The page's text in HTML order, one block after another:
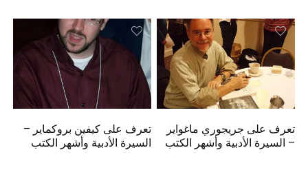
تعرف على جريجوري ماغواير
– السيرة الأدبية وأشهر الكتب
تعرف على كيفين بروكماير –
السيرة الأدبية وأشهر الكتب